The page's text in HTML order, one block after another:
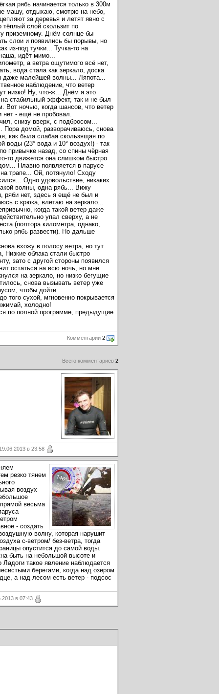
рябь начинается только в 300м
машу, отдыхаю, смотрю на небо,
за деревья и летят явно с
слой скользит по
приземному. Днём солнце бы
слои и появились бы порывы, но
из-под тучки... Тучка-то на
наша, идёт мимо...
а ветра ощутимого всё нет,
вода стала как зеркало, доска
даже малейшей волны... Ляпота...
наблюдение, что ветер
низко! Ну, что-ж... Днём я это
стабильный эффект, так и не был
Вот ночью, когда шансов, что ветер
нет - ещё не пробовал.
снизу вверх, с подбросом...
Пора домой, разворачиваюсь, снова
как была слабая скользящая по
воды (23° вода и 10° воздух!) - так
привычке назад, со спины чёрная
то движется она слишком быстро
Плавно появляется в парусе
трапе... Ой, потянуло! Сходу
Одно удовольствие, никаких
волны, одна рябь... Вижу
ряби нет, здесь я ещё не был и
с крюка, влетаю на зеркало...
когда такой ветер даже
упал сверху, а не
(полтора километра, однако,
рябь развести). Но дальше
вхожу в полосу ветра, но тут
Низкие облака стали быстро
зато с другой стороны появился
остаться на всю ночь, но мне
на зеркало, но низко бегущие
снова вызывать ветер уже
чтобы дойти.
того сухой, мгновенно покрывается
холодно!
по полной программе, предыдущие
Комментарии 2
Всего комментариев 2
в 23:58
резко тянем
воздух
весьма
- создать
волну, которая нарушит
с-ветром/ без-ветра, тогда
опустится до самой воды.
быть на небольшой высоте и
такое явление наблюдается
берегами, когда над озером
а над лесом есть ветер - подсос
в 07:43